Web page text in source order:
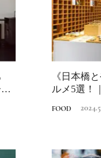
《日本橋
ルメ5選！
FOOD